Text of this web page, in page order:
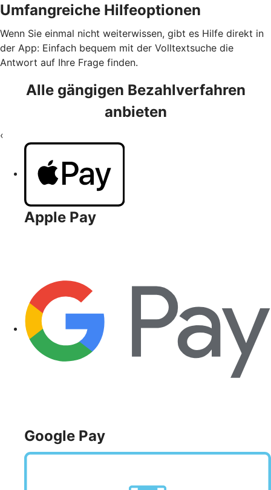
Umfangreiche Hilfeoptionen
Wenn Sie einmal nicht weiterwissen, gibt es Hilfe direkt in
der App: Einfach bequem mit der Volltextsuche die
Antwort auf Ihre Frage finden.
Alle gängigen Bezahlverfahren
anbieten
‹
Apple Pay
Google Pay